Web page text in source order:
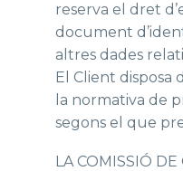
reserva el dret
document
altres dades
El Client disposa
la normativa de
segons el que
LA COMISSIÓ